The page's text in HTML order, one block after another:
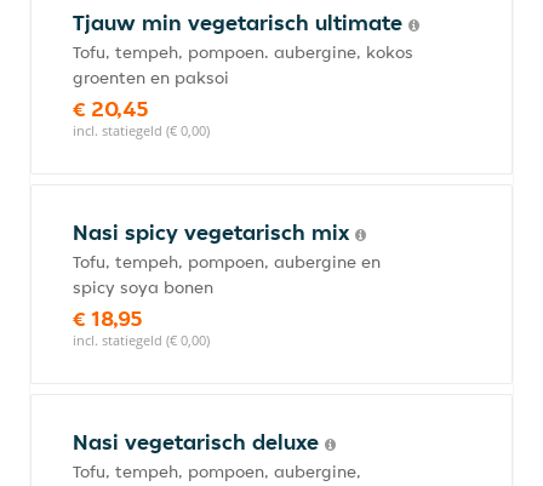
Tjauw min vegetarisch ultimate
Tofu, tempeh, pompoen. aubergine, kokos
groenten en paksoi
€ 20,45
incl. statiegeld (€ 0,00)
Nasi spicy vegetarisch mix
Tofu, tempeh, pompoen, aubergine en
spicy soya bonen
€ 18,95
incl. statiegeld (€ 0,00)
Nasi vegetarisch deluxe
Tofu, tempeh, pompoen, aubergine,